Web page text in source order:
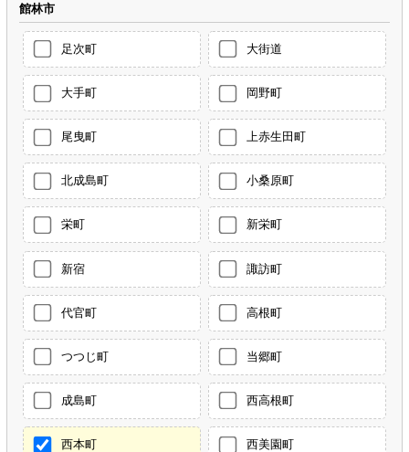
館林市
足次町 大街道
大手町 岡野町
尾曳町 上赤生田町
北成島町 小桑原町
栄町 新栄町
新宿 諏訪町
代官町 高根町
つつじ町 当郷町
成島町 西高根町
西本町 西美園町